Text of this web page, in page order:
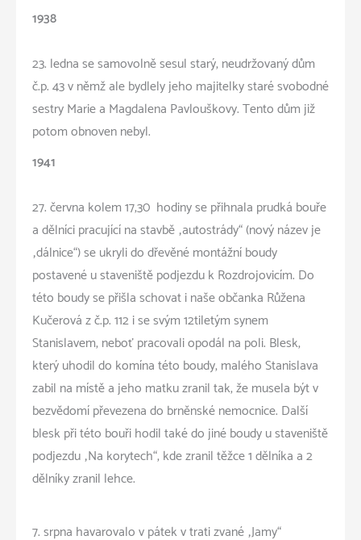
1938
23. ledna se samovolně sesul starý, neudržovaný dům
č.p. 43 v němž ale bydlely jeho majitelky staré svobodné
sestry Marie a Magdalena Pavlouškovy. Tento dům již
potom obnoven nebyl.
1941
27. června kolem 17,30 hodiny se přihnala prudká bouře
a dělníci pracující na stavbě „autostrády“ (nový název je
„dálnice“) se ukryli do dřevěné montážní boudy
postavené u staveniště podjezdu k Rozdrojovicím. Do
této boudy se přišla schovat i naše občanka Růžena
Kučerová z č.p. 112 i se svým 12tiletým synem
Stanislavem, neboť pracovali opodál na poli. Blesk,
který uhodil do komína této boudy, malého Stanislava
zabil na místě a jeho matku zranil tak, že musela být v
bezvědomí převezena do brněnské nemocnice. Další
blesk při této bouři hodil také do jiné boudy u staveniště
podjezdu „Na korytech“, kde zranil těžce 1 dělníka a 2
dělníky zranil lehce.
7. srpna havarovalo v pátek v trati zvané „Jamy“